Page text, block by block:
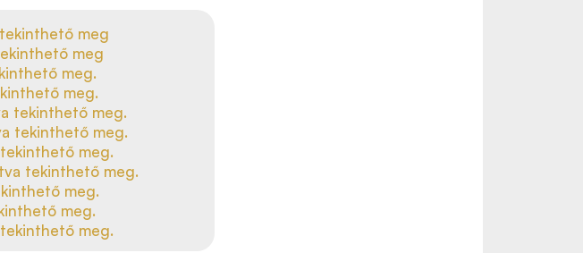
meg
meg
meg.
meg.
tekinthető meg.
tekinthető meg.
meg.
tekinthető meg.
meg.
meg.
meg.